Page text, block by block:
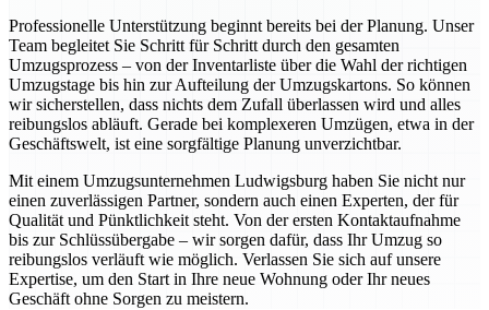
Professionelle Unterstützung beginnt bereits bei der Planung. Unser
Team begleitet Sie Schritt für Schritt durch den gesamten
Umzugsprozess – von der Inventarliste über die Wahl der richtigen
Umzugstage bis hin zur Aufteilung der Umzugskartons. So können
wir sicherstellen, dass nichts dem Zufall überlassen wird und alles
reibungslos abläuft. Gerade bei komplexeren Umzügen, etwa in der
Geschäftswelt, ist eine sorgfältige Planung unverzichtbar.
Mit einem Umzugsunternehmen Ludwigsburg haben Sie nicht nur
einen zuverlässigen Partner, sondern auch einen Experten, der für
Qualität und Pünktlichkeit steht. Von der ersten Kontaktaufnahme
bis zur Schlüssübergabe – wir sorgen dafür, dass Ihr Umzug so
reibungslos verläuft wie möglich. Verlassen Sie sich auf unsere
Expertise, um den Start in Ihre neue Wohnung oder Ihr neues
Geschäft ohne Sorgen zu meistern.